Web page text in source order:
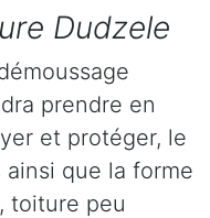
Dudzele
prendre en
et protéger, le
que la forme
toiture peu